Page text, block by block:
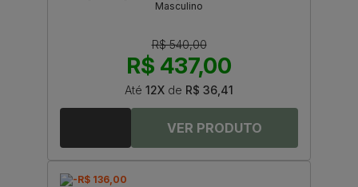
Masculino
R$ 540,00
R$ 437,00
Até 12X de R$ 36,41
-R$ 136,00